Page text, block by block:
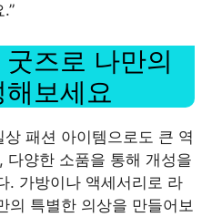
즈로 나만의
보세요
패션 아이템으로도 큰 역
다양한 소품을 통해 개성을
. 가방이나 액세서리로 라
의 특별한 의상을 만들어보